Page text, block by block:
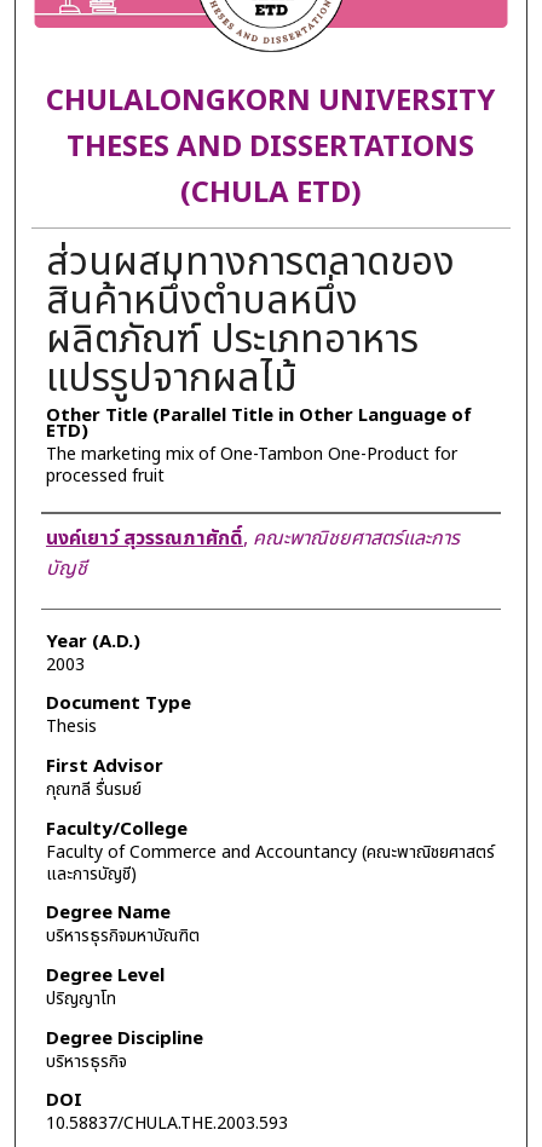
CHULALONGKORN UNIVERSITY
THESES AND DISSERTATIONS
(CHULA ETD)
ส่วนผสมทางการตลาดของ
สินค้าหนึ่งตำบลหนึ่ง
ผลิตภัณฑ์ ประเภทอาหาร
แปรรูปจากผลไม้
Other Title (Parallel Title in Other Language of
ETD)
The marketing mix of One-Tambon One-Product for
processed fruit
Author
นงค์เยาว์ สุวรรณภาศักดิ์, คณะพาณิชยศาสตร์และการ
บัญชี
Year (A.D.)
2003
Document Type
Thesis
First Advisor
กุณฑลี รื่นรมย์
Faculty/College
Faculty of Commerce and Accountancy (คณะพาณิชยศาสตร์
และการบัญชี)
Degree Name
บริหารธุรกิจมหาบัณฑิต
Degree Level
ปริญญาโท
Degree Discipline
บริหารธุรกิจ
DOI
10.58837/CHULA.THE.2003.593